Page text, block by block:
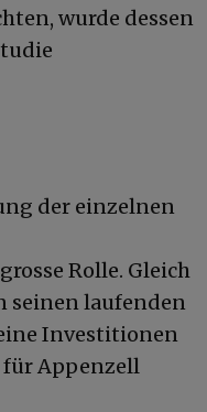
wurde dessen
der einzelnen
Rolle. Gleich
seinen laufenden
Investitionen
Appenzell